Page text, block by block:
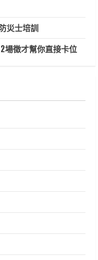
災士培訓
場徵才幫你直接卡位